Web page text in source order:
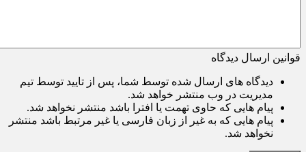
قوانین ارسال دیدگاه
دیدگاه های ارسال شده توسط شما، پس از تایید توسط تیم
مدیریت در وب منتشر خواهد شد.
پیام هایی که حاوی تهمت یا افترا باشد منتشر نخواهد شد.
پیام هایی که به غیر از زبان فارسی یا غیر مرتبط باشد منتشر
نخواهد شد.